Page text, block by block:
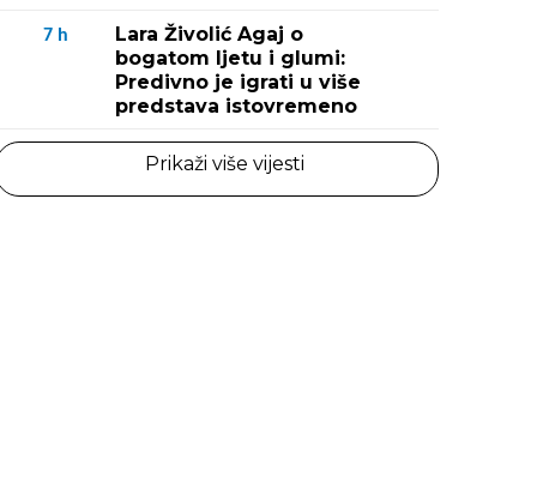
7 h
Lara Živolić Agaj o
bogatom ljetu i glumi:
Predivno je igrati u više
predstava istovremeno
Prikaži više vijesti